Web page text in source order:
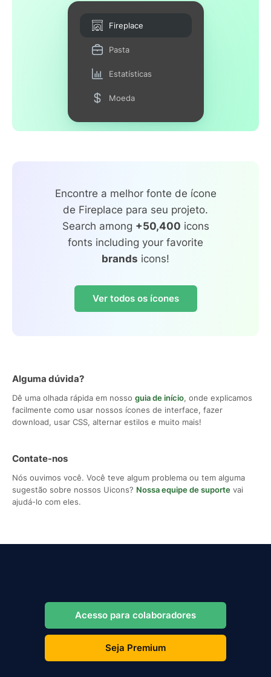
Fireplace
Pasta
Estatísticas
Moeda
Encontre a melhor fonte de ícone
de Fireplace para seu projeto.
Search among +50,400 icons
fonts including your favorite
brands icons!
Ver todos os ícones
Alguma dúvida?
Dê uma olhada rápida em nosso guia de início, onde explicamos
facilmente como usar nossos ícones de interface, fazer
download, usar CSS, alternar estilos e muito mais!
Contate-nos
Nós ouvimos você. Você teve algum problema ou tem alguma
sugestão sobre nossos Uicons? Nossa equipe de suporte vai
ajudá-lo com eles.
Acesso para colaboradores
Seja Premium